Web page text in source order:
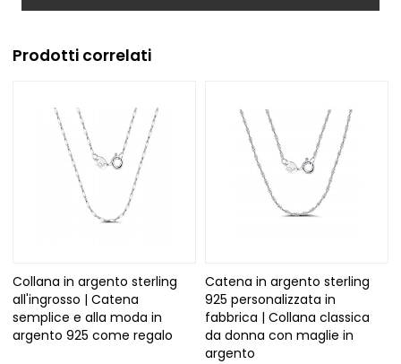
Prodotti correlati
Collana in argento sterling
all'ingrosso | Catena
semplice e alla moda in
argento 925 come regalo
Catena in argento sterling
925 personalizzata in
fabbrica | Collana classica
da donna con maglie in
argento